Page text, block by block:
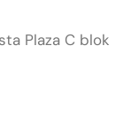
Plaza C blok